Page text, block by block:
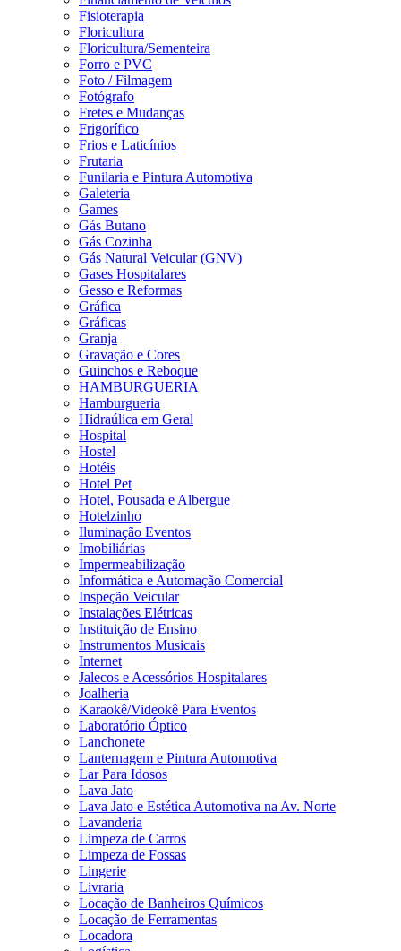
Fisioterapia
Floricultura
Floricultura/Sementeira
Forro e PVC
Foto / Filmagem
Fotógrafo
Fretes e Mudanças
Frigorífico
Frios e Laticínios
Frutaria
Funilaria e Pintura Automotiva
Galeteria
Games
Gás Butano
Gás Cozinha
Gás Natural Veicular (GNV)
Gases Hospitalares
Gesso e Reformas
Gráfica
Gráficas
Granja
Gravação e Cores
Guinchos e Reboque
HAMBURGUERIA
Hamburgueria
Hidraúlica em Geral
Hospital
Hostel
Hotéis
Hotel Pet
Hotel, Pousada e Albergue
Hotelzinho
Iluminação Eventos
Imobiliárias
Impermeabilização
Informática e Automação Comercial
Inspeção Veicular
Instalações Elétricas
Instituição de Ensino
Instrumentos Musicais
Internet
Jalecos e Acessórios Hospitalares
Joalheria
Karaokê/Videokê Para Eventos
Laboratório Óptico
Lanchonete
Lanternagem e Pintura Automotiva
Lar Para Idosos
Lava Jato
Lava Jato e Estética Automotiva na Av. Norte
Lavanderia
Limpeza de Carros
Limpeza de Fossas
Lingerie
Livraria
Locação de Banheiros Químicos
Locação de Ferramentas
Locadora